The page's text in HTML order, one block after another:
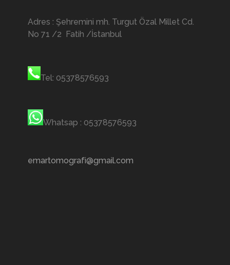
Adres : Şehremini mh. Turgut Özal Millet Cd.
No 71 /2 Fatih /İstanbul
Tel: 05378576593
Whatsap : 05378576593
emartomografi@gmail.com